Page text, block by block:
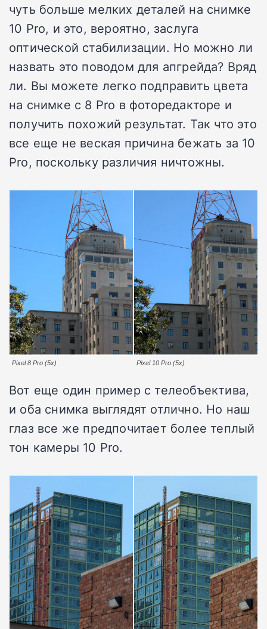
чуть больше мелких деталей на снимке
10 Pro, и это, вероятно, заслуга
оптической стабилизации. Но можно ли
назвать это поводом для апгрейда? Вряд
ли. Вы можете легко подправить цвета
на снимке с 8 Pro в фоторедакторе и
получить похожий результат. Так что это
все еще не веская причина бежать за 10
Pro, поскольку различия ничтожны.
Pixel 8 Pro (5x) Pixel 10 Pro (5x)
Вот еще один пример с телеобъектива,
и оба снимка выглядят отлично. Но наш
глаз все же предпочитает более теплый
тон камеры 10 Pro.